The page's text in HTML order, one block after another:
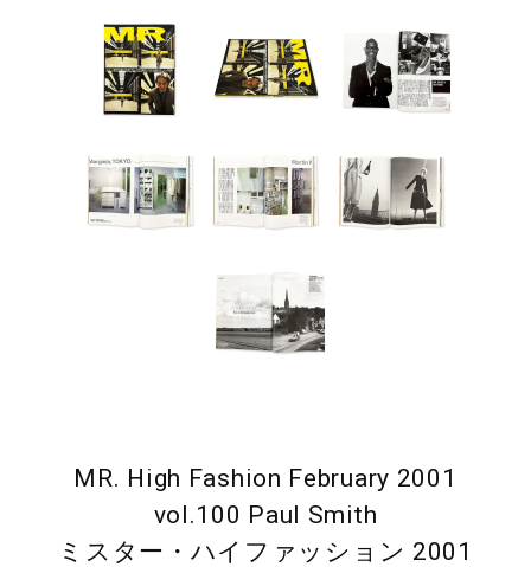
MR. High Fashion February 2001
vol.100 Paul Smith
ミスター・ハイファッション 2001